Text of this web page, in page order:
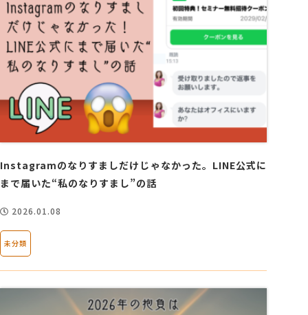
Instagramのなりすましだけじゃなかった。LINE公式に
まで届いた“私のなりすまし”の話
2026.01.08
未分類